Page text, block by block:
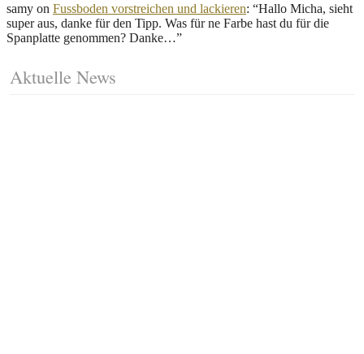
samy on Fussboden vorstreichen und lackieren: “Hallo Micha, sieht
super aus, danke für den Tipp. Was für ne Farbe hast du für die
Spanplatte genommen? Danke…”
Aktuelle News